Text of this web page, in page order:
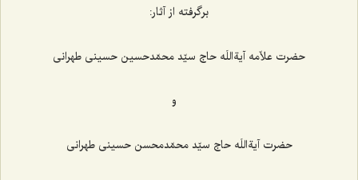
برگرفته از آثار:
حضرت علاّمه آیةاللَه حاج سیّد محمّدحسین حسینی طهرانی
و
حضرت آیةاللَه حاج سیّد محمّدمحسن حسینی طهرانی